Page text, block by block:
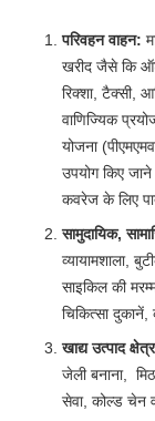
परिवहन वाहन:
खरीद जैसे कि
रिक्शा, टैक्सी,
वाणिज्यिक
योजना
उपयोग किए जाने
कवरेज के लिए
सामुदायिक,
व्यायामशाला,
साइकिल की
चिकित्सा
खाद्य उत्पाद
जेली बनाना,
सेवा, कोल्ड चेन